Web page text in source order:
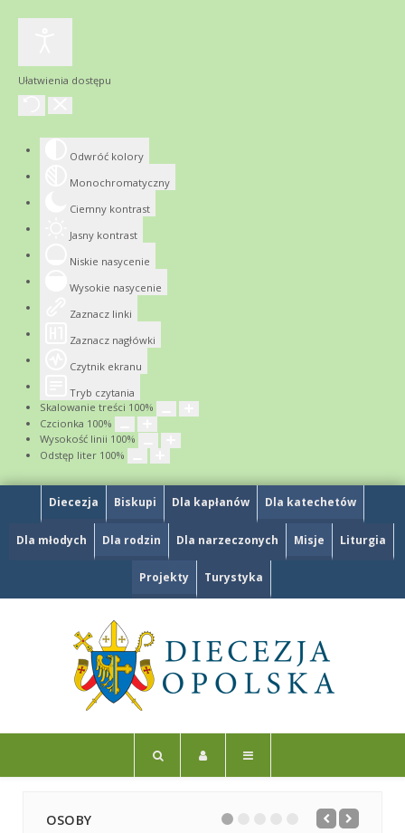
Ułatwienia dostępu
Odwróć kolory
Monochromatyczny
Ciemny kontrast
Jasny kontrast
Niskie nasycenie
Wysokie nasycenie
Zaznacz linki
Zaznacz nagłówki
Czytnik ekranu
Tryb czytania
Skalowanie treści 100%
Czcionka 100%
Wysokość linii 100%
Odstęp liter 100%
Diecezja Biskupi Dla kapłanów Dla katechetów
Dla młodych Dla rodzin Dla narzeczonych Misje Liturgia
Projekty Turystyka
OSOBY